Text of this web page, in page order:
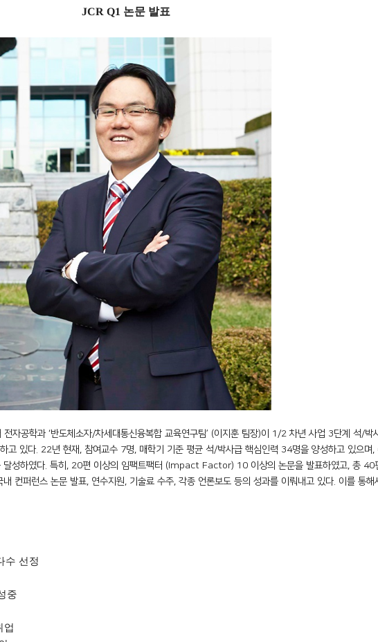
JCR Q1 논문 발표
전자공학과 ‘반도체소자/차세대통신융복합 교육연구팀’ (이지훈 팀장)이 1/2 차년 사업 3단계 석/박
고 있다 . 22년 현재, 참여교수 7명, 매학기 기준 평균 석/박사급 핵심인력 34명을 양성하고 있으며,
달성하였다 특히 , 20편 이상의 임팩트팩터 (Impact Factor) 10 이상의 논문을 발표하였고, 총 40
내 컨퍼런스 논문 발표, 연수지원, 기술료 수주, 각종 언론보도 등의 성과를 이뤄내고 있다 이를 통해
수 선정
중
업